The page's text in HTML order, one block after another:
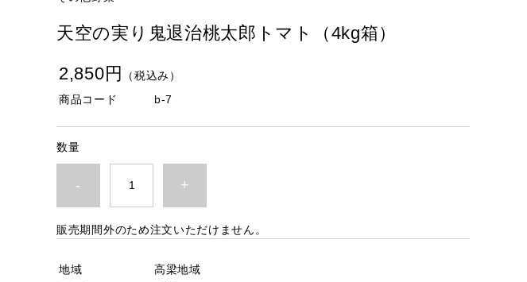
天空の実り鬼退治桃太郎トマト（4kg箱）
2,850円
（税込み）
商品コード
b-7
数量
- +
販売期間外のため注文いただけません。
地域
高梁地域